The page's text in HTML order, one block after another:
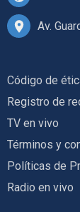
Av.
Código de
Registro de
TV en vivo
Términos y
Políticas de
Radio en vivo